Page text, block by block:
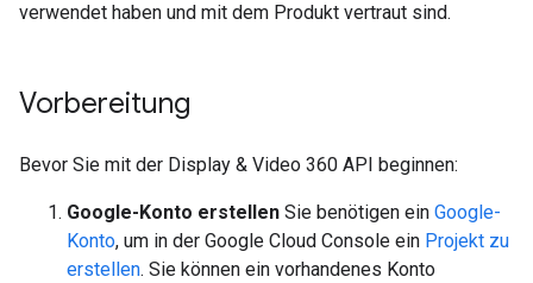
verwendet haben und mit dem Produkt vertraut sind.
Vorbereitung
Bevor Sie mit der Display & Video 360 API beginnen:
Google-Konto erstellen Sie benötigen ein Google-
Konto, um in der Google Cloud Console ein Projekt zu
erstellen. Sie können ein vorhandenes Konto